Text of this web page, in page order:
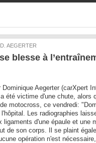
AEGERTER
blesse à
Dominique Aegerter (carXpert
été victime d'une chute, alors
motocross, ce vendredi:
Les radiographies
ligaments d'une épaule et une
de son corps. Il se plaint
opération n'est